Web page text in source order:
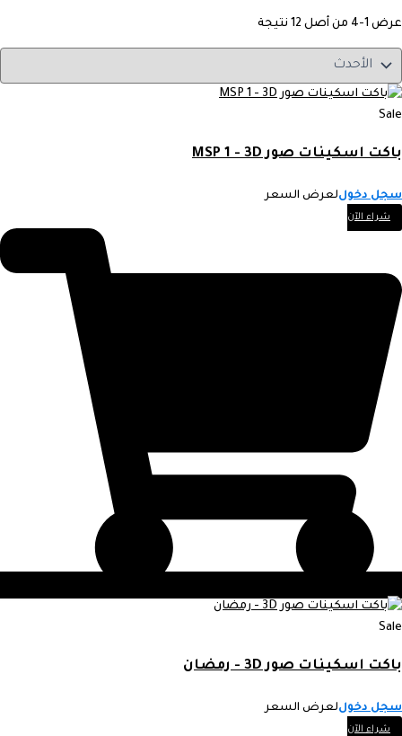
عرض 1-4 من أصل 12 نتيجة
Sale
باكت اسكينات صور MSP 1 - 3D
سجل دخوللعرض السعر
شراء الآن
Sale
باكت اسكينات صور 3D - رمضان
سجل دخوللعرض السعر
شراء الآن